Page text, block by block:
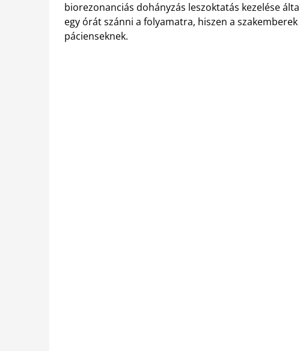
biorezonanciás dohányzás leszoktatás kezelése
egy órát szánni a folyamatra, hiszen a
pácienseknek.